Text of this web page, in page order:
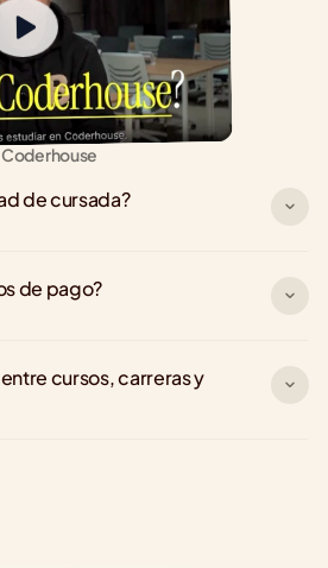
Coderhouse
de cursada?
de pago?
cursos, carreras y